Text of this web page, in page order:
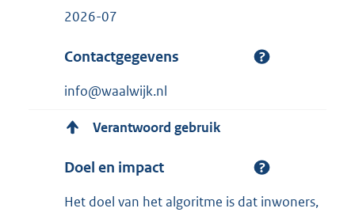
2026-07
Contactgegevens
info@waalwijk.nl
Verantwoord gebruik
Doel en impact
Het doel van het algoritme is dat inwoners,